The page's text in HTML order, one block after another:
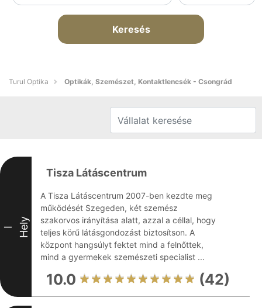
Keresés
Turul Optika Optikák, Szemészet, Kontaktlencsék - Csongrád
I Hely
Tisza Látáscentrum
A Tisza Látáscentrum 2007-ben kezdte meg
működését Szegeden, két szemész
szakorvos irányítása alatt, azzal a céllal, hogy
teljes körű látásgondozást biztosítson. A
központ hangsúlyt fektet mind a felnőttek,
mind a gyermekek szemészeti specialist ...
10.0 (42)